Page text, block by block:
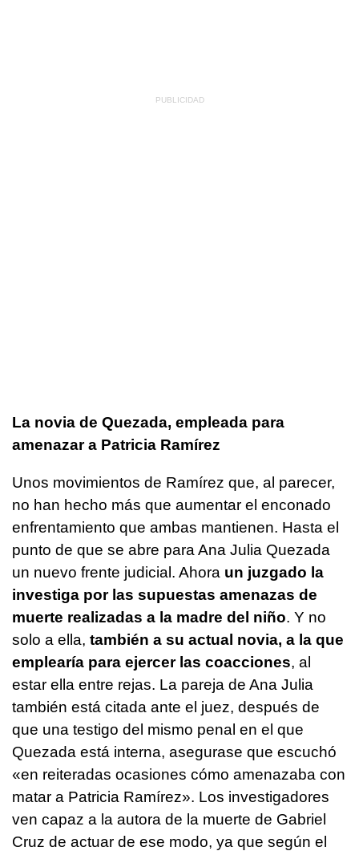
La novia de Quezada, empleada para
amenazar a Patricia Ramírez
Unos movimientos de Ramírez que, al parecer,
no han hecho más que aumentar el enconado
enfrentamiento que ambas mantienen. Hasta el
punto de que se abre para Ana Julia Quezada
un nuevo frente judicial. Ahora un juzgado la
investiga por las supuestas amenazas de
muerte realizadas a la madre del niño. Y no
solo a ella, también a su actual novia, a la que
emplearía para ejercer las coacciones, al
estar ella entre rejas. La pareja de Ana Julia
también está citada ante el juez, después de
que una testigo del mismo penal en el que
Quezada está interna, asegurase que escuchó
«en reiteradas ocasiones cómo amenazaba con
matar a Patricia Ramírez». Los investigadores
ven capaz a la autora de la muerte de Gabriel
Cruz de actuar de ese modo, ya que según el